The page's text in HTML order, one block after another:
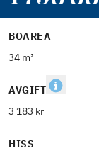
BOAREA
34 m²
AVGIFT
3 183 kr
HISS